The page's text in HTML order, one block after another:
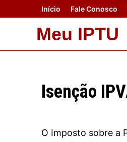
to
Início Fale Conosco
Meu IPTU
Isenção
O Imposto sobre a